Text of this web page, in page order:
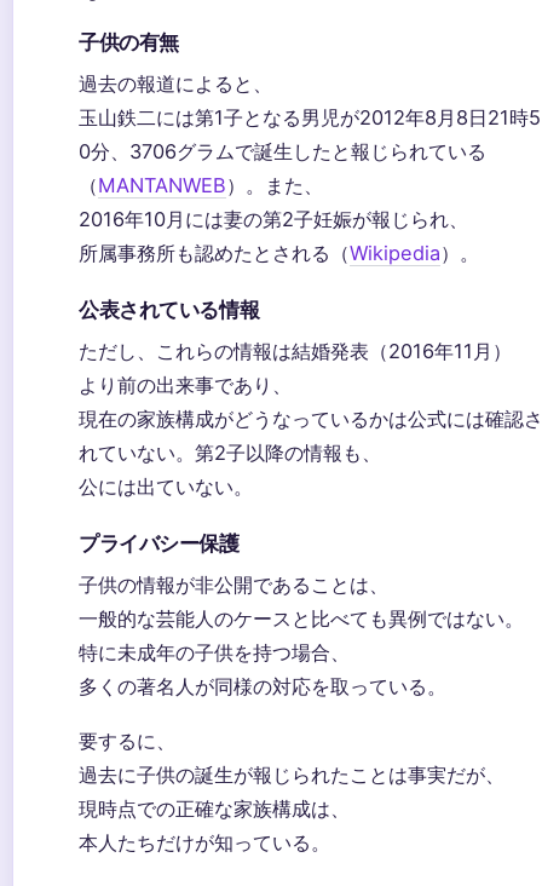
子供の有無
過去の報道によると、
玉山鉄二には第1子となる男児が2012年8月8日21時5
0分、3706グラムで誕生したと報じられている
（MANTANWEB）。また、
2016年10月には妻の第2子妊娠が報じられ、
所属事務所も認めたとされる（Wikipedia）。
公表されている情報
ただし、これらの情報は結婚発表（2016年11月）
より前の出来事であり、
現在の家族構成がどうなっているかは公式には確認さ
れていない。第2子以降の情報も、
公には出ていない。
プライバシー保護
子供の情報が非公開であることは、
一般的な芸能人のケースと比べても異例ではない。
特に未成年の子供を持つ場合、
多くの著名人が同様の対応を取っている。
要するに、
過去に子供の誕生が報じられたことは事実だが、
現時点での正確な家族構成は、
本人たちだけが知っている。